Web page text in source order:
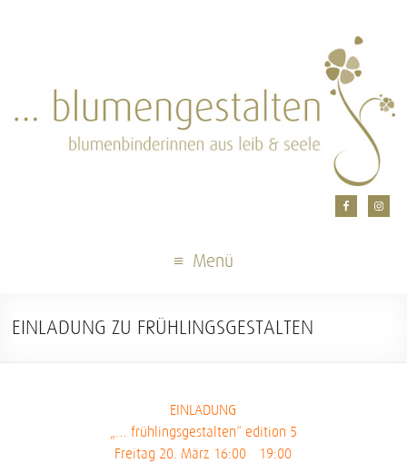
Menü
EINLADUNG ZU FRÜHLINGSGESTALTEN
EINLADUNG
„… frühlingsgestalten“ edition 5
Freitag 20. März 16:00 – 19:00